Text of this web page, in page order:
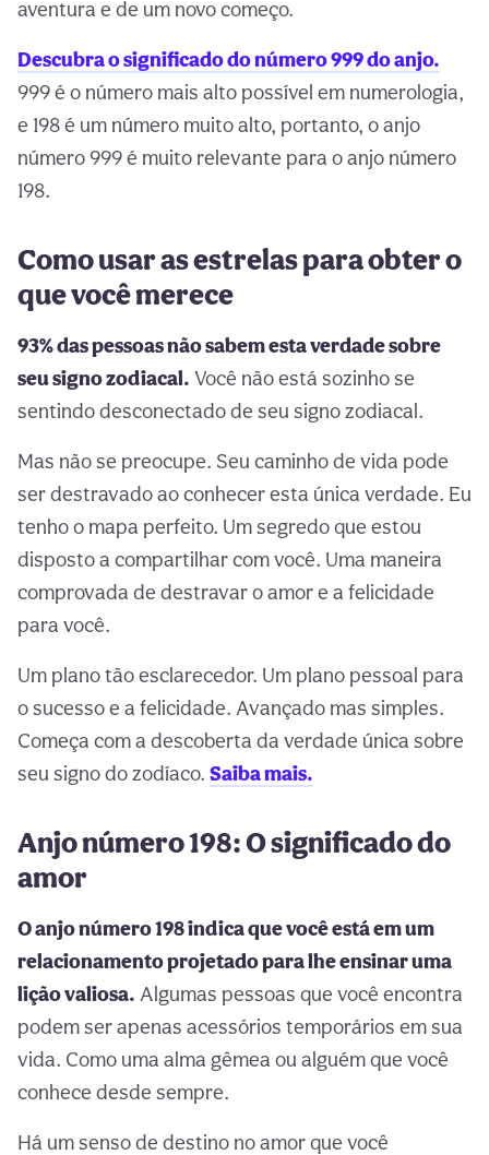
aventura e de um novo começo.
Descubra o significado do número 999 do anjo.
999 é o número mais alto possível em numerologia,
e 198 é um número muito alto, portanto, o anjo
número 999 é muito relevante para o anjo número
198.
Como usar as estrelas para obter o
que você merece
93% das pessoas não sabem esta verdade sobre
seu signo zodiacal. Você não está sozinho se
sentindo desconectado de seu signo zodiacal.
Mas não se preocupe. Seu caminho de vida pode
ser destravado ao conhecer esta única verdade. Eu
tenho o mapa perfeito. Um segredo que estou
disposto a compartilhar com você. Uma maneira
comprovada de destravar o amor e a felicidade
para você.
Um plano tão esclarecedor. Um plano pessoal para
o sucesso e a felicidade. Avançado mas simples.
Começa com a descoberta da verdade única sobre
seu signo do zodíaco. Saiba mais.
Anjo número 198: O significado do
amor
O anjo número 198 indica que você está em um
relacionamento projetado para lhe ensinar uma
lição valiosa. Algumas pessoas que você encontra
podem ser apenas acessórios temporários em sua
vida. Como uma alma gêmea ou alguém que você
conhece desde sempre.
Há um senso de destino no amor que você